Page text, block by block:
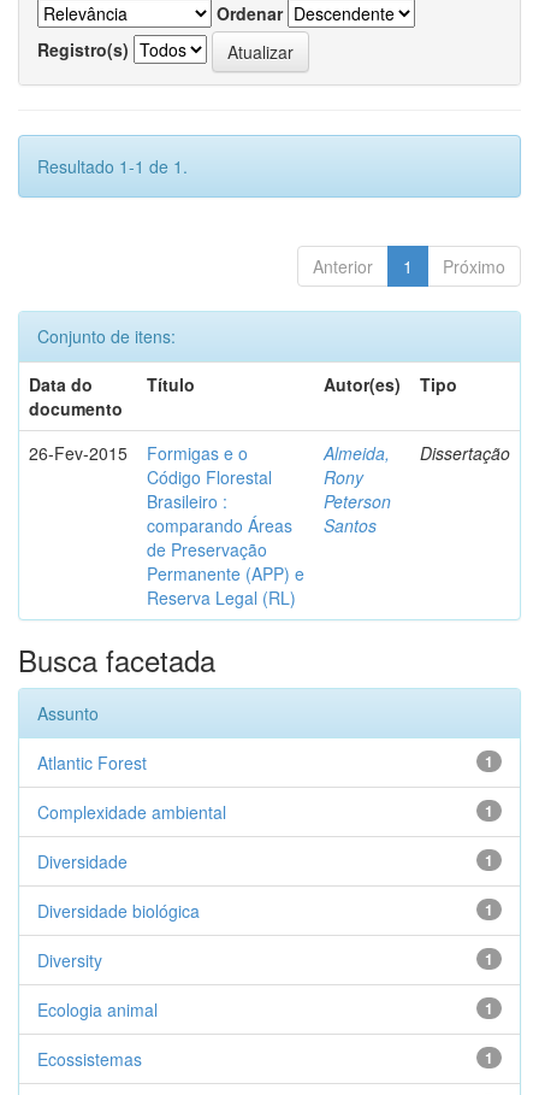
Ordenar
Registro(s)
Resultado 1-1 de 1.
Anterior 1 Próximo
Conjunto de itens:
Data do
documento
Título Autor(es) Tipo
26-Fev-2015
Formigas e o
Código Florestal
Brasileiro :
comparando Áreas
de Preservação
Permanente (APP) e
Reserva Legal (RL)
Almeida,
Rony
Peterson
Santos
Dissertação
Busca facetada
Assunto
1
Atlantic Forest
1
Complexidade ambiental
1
Diversidade
1
Diversidade biológica
1
Diversity
1
Ecologia animal
1
Ecossistemas